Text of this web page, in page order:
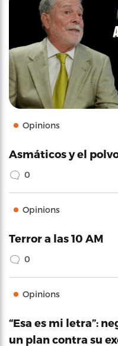
Opinions
Asmáticos y el
0
Opinions
Terror a las 10 AM
0
Opinions
“Esa es mi letra”:
un plan contra su